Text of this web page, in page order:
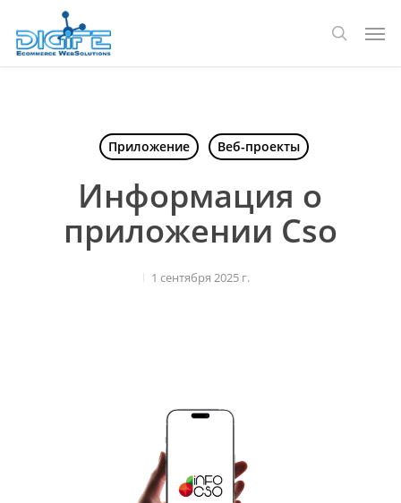
основному
поиск
Приложение Веб-проекты
Информация о
приложении Cso
1 сентября 2025 г.